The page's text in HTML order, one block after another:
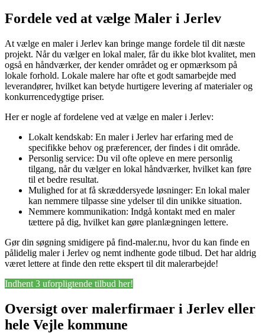
Fordele ved at vælge Maler i Jerlev
At vælge en maler i Jerlev kan bringe mange fordele til dit næste
projekt. Når du vælger en lokal maler, får du ikke blot kvalitet, men
også en håndværker, der kender området og er opmærksom på
lokale forhold. Lokale malere har ofte et godt samarbejde med
leverandører, hvilket kan betyde hurtigere levering af materialer og
konkurrencedygtige priser.
Her er nogle af fordelene ved at vælge en maler i Jerlev:
Lokalt kendskab: En maler i Jerlev har erfaring med de
specifikke behov og præferencer, der findes i dit område.
Personlig service: Du vil ofte opleve en mere personlig
tilgang, når du vælger en lokal håndværker, hvilket kan føre
til et bedre resultat.
Mulighed for at få skræddersyede løsninger: En lokal maler
kan nemmere tilpasse sine ydelser til din unikke situation.
Nemmere kommunikation: Indgå kontakt med en maler
tættere på dig, hvilket kan gøre planlægningen lettere.
Gør din søgning smidigere på find-maler.nu, hvor du kan finde en
pålidelig maler i Jerlev og nemt indhente gode tilbud. Det har aldrig
været lettere at finde den rette ekspert til dit malerarbejde!
Indhent 3 uforpligtende tilbud her!
Oversigt over malerfirmaer i Jerlev eller
hele Vejle kommune